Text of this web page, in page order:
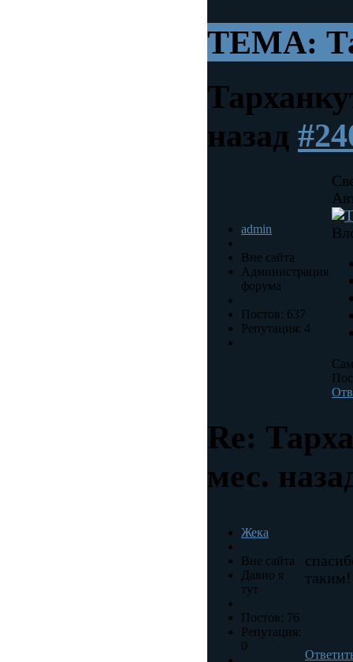
ТЕМА:
назад
admin
Вне сайта
Администрация
форума
Постов: 637
Репутация: 4
Re:
мес.
Жека
Вне сайта
Давно я
тут
Постов: 76
Репутация:
0